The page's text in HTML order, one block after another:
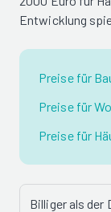
Entwicklung
Preise für
Preise für
Preise für
Billiger als der